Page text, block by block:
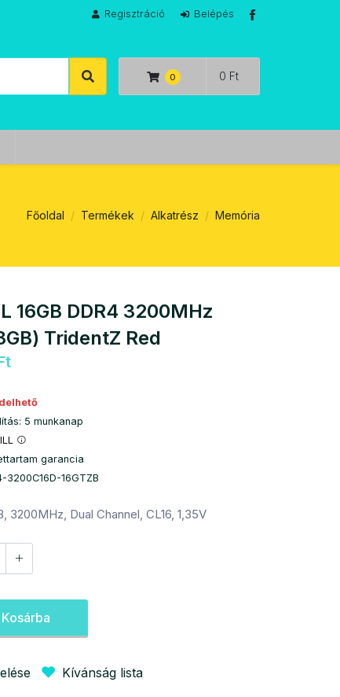
Regisztráció Belépés
0 Ft
Főoldal Termékek Alkatrész Memória
16GB DDR4 3200MHz
TridentZ Red
5 munkanap
garancia
3200C16D-16GTZB
3200MHz, Dual Channel, CL16, 1,35V
Kosárba
Kívánság lista